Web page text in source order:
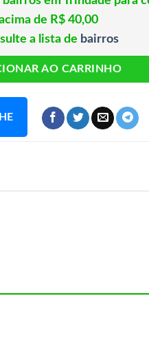
de R$ 40,00
a lista de bairros
AO CARRINHO